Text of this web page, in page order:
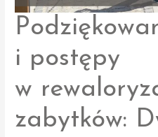
i postępy
w
zabytków: